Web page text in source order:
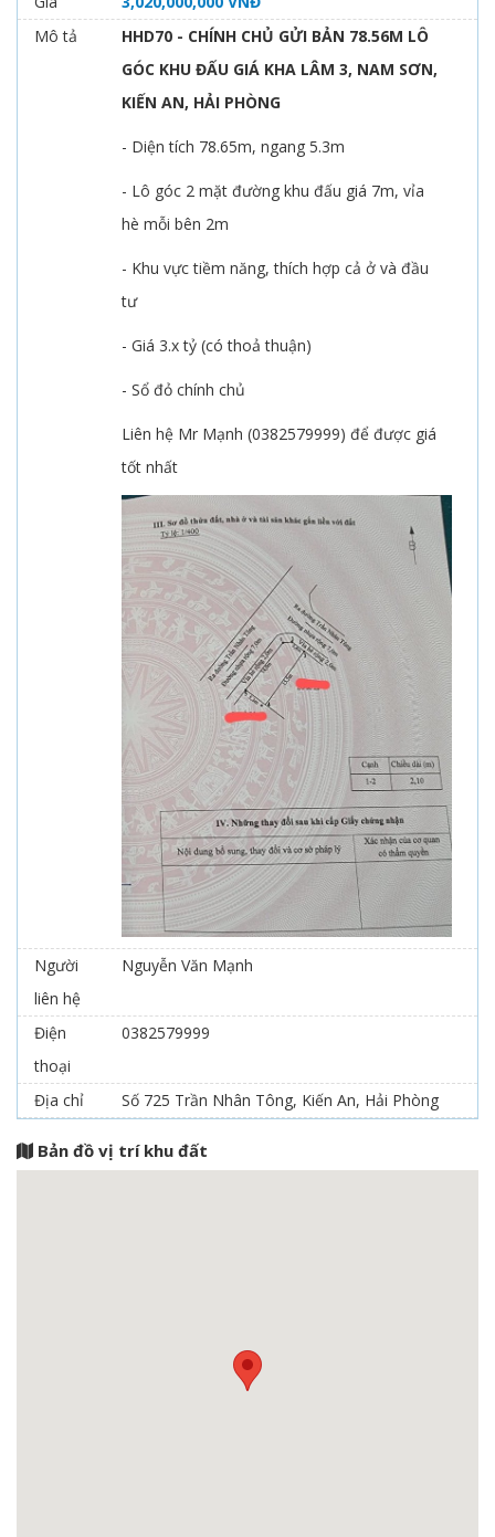
Mô tả
HHD70 - CHÍNH CHỦ GỬI BẢN 78.56M LÔ
GÓC KHU ĐẤU GIÁ KHA LÂM 3, NAM SƠN,
KIẾN AN, HẢI PHÒNG
- Diện tích 78.65m, ngang 5.3m
- Lô góc 2 mặt đường khu đấu giá 7m, vỉa
hè mỗi bên 2m
- Khu vực tiềm năng, thích hợp cả ở và đầu
tư
- Giá 3.x tỷ (có thoả thuận)
- Sổ đỏ chính chủ
Liên hệ Mr Mạnh (0382579999) để được giá
tốt nhất
Người
liên hệ
Nguyễn Văn Mạnh
Điện
thoại
0382579999
Địa chỉ Số 725 Trần Nhân Tông, Kiến An, Hải Phòng
Bản đồ vị trí khu đất